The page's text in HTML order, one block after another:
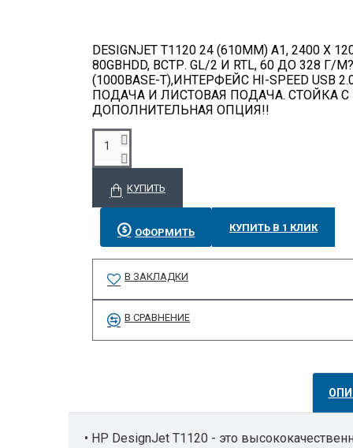
DESIGNJET T1120 24 (610MM) A1, 2400 X
80GBHDD, ВСТР. GL/2 И RTL, 60 ДО 328 Г/
(1000BASE-T),ИНТЕРФЕЙС HI-SPEED
ПОДАЧА И ЛИСТОВАЯ ПОДАЧА. СТОЙКА
ДОПОЛНИТЕЛЬНАЯ ОПЦИЯ!!
КУПИТЬ
ОФОРМИТЬ КУПИТЬ В 1 КЛИК
В ЗАКЛАДКИ
В СРАВНЕНИЕ
• HP DesignJet T1120 - это